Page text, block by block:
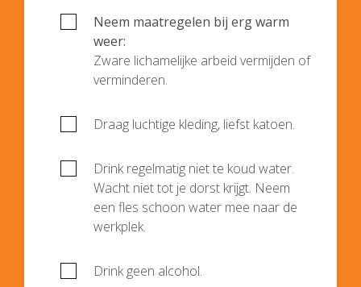
Neem maatregelen bij erg warm
weer:
Zware lichamelijke arbeid vermijden of
verminderen.
Draag luchtige kleding, liefst katoen.
Drink regelmatig niet te koud water.
Wacht niet tot je dorst krijgt. Neem
een fles schoon water mee naar de
werkplek.
Drink geen alcohol.